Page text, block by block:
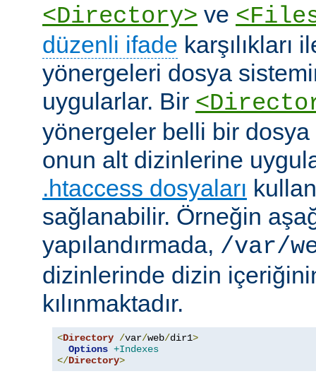
<Directory> ve
düzenli ifade karşılıkları
yönergeleri dosya
uygularlar. Bir
yönergeler belli bir
onun alt dizinlerine
.htaccess dosyaları
sağlanabilir. Örneğin
yapılandırmada, /var/
dizinlerinde dizin
kılınmaktadır.
<Directory /var/web/dir1>
Options +Indexes
</Directory>